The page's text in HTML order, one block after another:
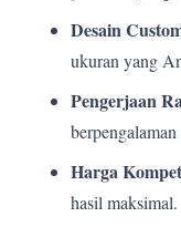
Desain
ukuran yang
Pengerjaan
Harga
hasil maksimal.